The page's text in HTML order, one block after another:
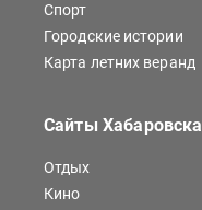
Спорт
Городские истории
Карта летних веранд
Сайты Хабаровска
Отдых
Кино